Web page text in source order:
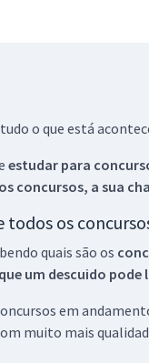
o que está
estudar para
concursos, a sua
todos os
quais são os
um descuido pode
em
muito mais